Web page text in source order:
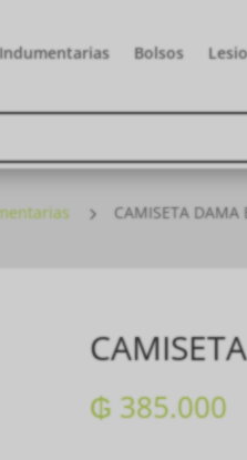
Indumentarias Bolsos
5 CAMISETA DAMA
₲ 385.000